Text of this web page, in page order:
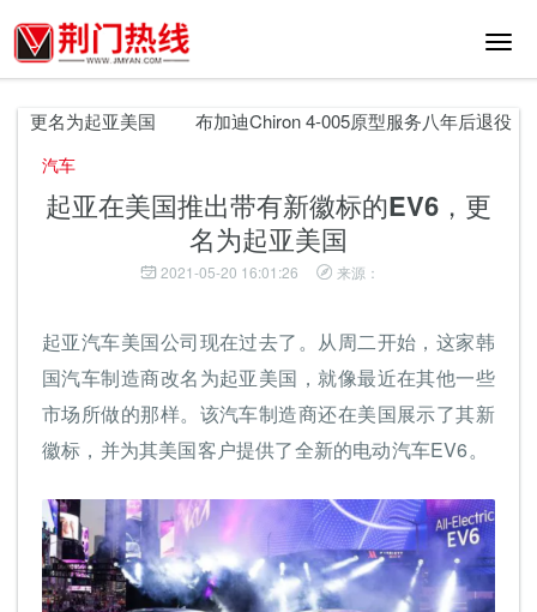
切
航
名为起亚美国 布加迪Chiron 4-005原型服务八年后退役
汽车
起亚在美国推出带有新徽标的EV6，更
名为起亚美国
2021-05-20 16:01:26 来源：
起亚汽车美国公司现在过去了。从周二开始，这家韩
国汽车制造商改名为起亚美国，就像最近在其他一些
市场所做的那样。该汽车制造商还在美国展示了其新
徽标，并为其美国客户提供了全新的电动汽车EV6。